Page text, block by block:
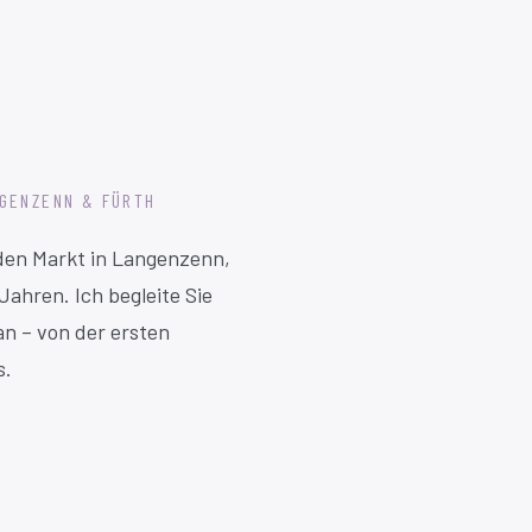
& FÜRTH
Markt in Langenzenn,
Ich begleite Sie
– von der ersten